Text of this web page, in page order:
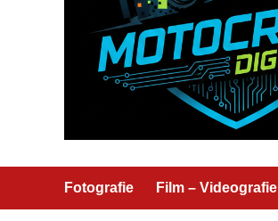
Fotografie Film – Videografie